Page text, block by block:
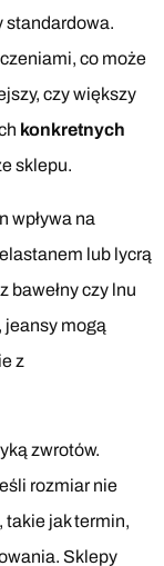
standardowa.
co może
czy większy
konkretnych
sklepu.
wpływa na
lub lycrą
bawełny czy lnu
jeansy mogą
z
zwrotów.
rozmiar nie
takie jak termin,
Sklepy